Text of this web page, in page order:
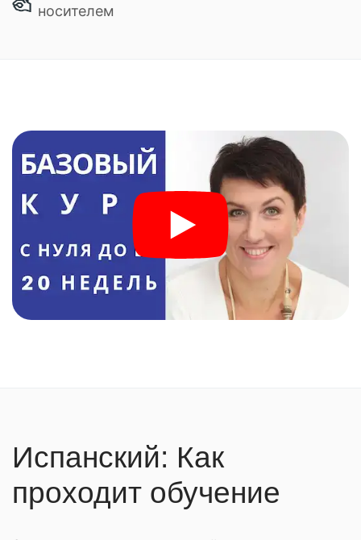
носителем
Испанский: Как
проходит обучение